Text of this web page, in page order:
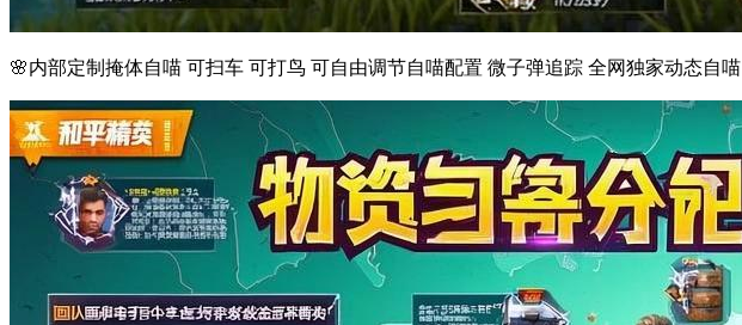
🌸内部定制掩体自喵 可扫车 可打鸟 可自由调节自喵配置 微子弹追踪 全网独家动态自喵